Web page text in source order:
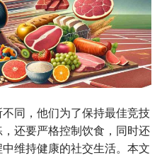
同，他们为了保持最佳竞技
还要严格控制饮食，同时还
维持健康的社交生活。本文